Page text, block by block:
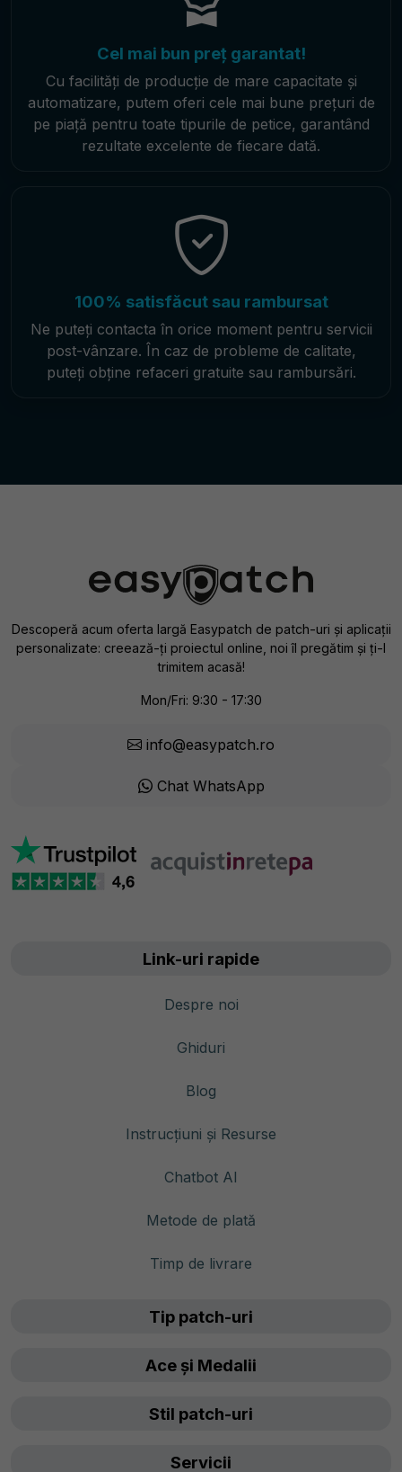
Cel mai bun preț garantat!
Cu facilități de producție de mare capacitate și
automatizare, putem oferi cele mai bune prețuri de
pe piață pentru toate tipurile de petice, garantând
rezultate excelente de fiecare dată.
100% satisfăcut sau rambursat
Ne puteți contacta în orice moment pentru servicii
post-vânzare. În caz de probleme de calitate,
puteți obține refaceri gratuite sau rambursări.
Descoperă acum oferta largă Easypatch de patch-uri și aplicații
personalizate: creează-ți proiectul online, noi îl pregătim și ți-l
trimitem acasă!
Mon/Fri: 9:30 - 17:30
info@easypatch.ro
Chat WhatsApp
Link-uri rapide
Despre noi
Ghiduri
Blog
Instrucțiuni și Resurse
Chatbot AI
Metode de plată
Timp de livrare
Tip patch-uri
Ace și Medalii
Stil patch-uri
Servicii